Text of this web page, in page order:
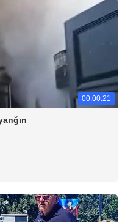
00:00:21